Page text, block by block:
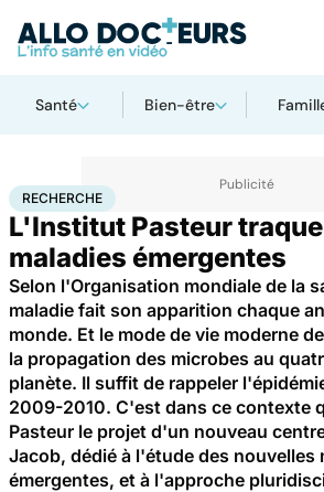
Santé Bien-être
AccueilSantéMaladies Recherche
RECHERCHE
L'Institut Pasteur
maladies émergentes
Selon l'Organisation mondiale de la
maladie fait son apparition chaque
monde. Et le mode de vie moderne
la propagation des microbes au
planète. Il suffit de rappeler
2009-2010. C'est dans ce contexte
Pasteur le projet d'un nouveau
Jacob, dédié à l'étude des nouvelles
émergentes, et à l'approche